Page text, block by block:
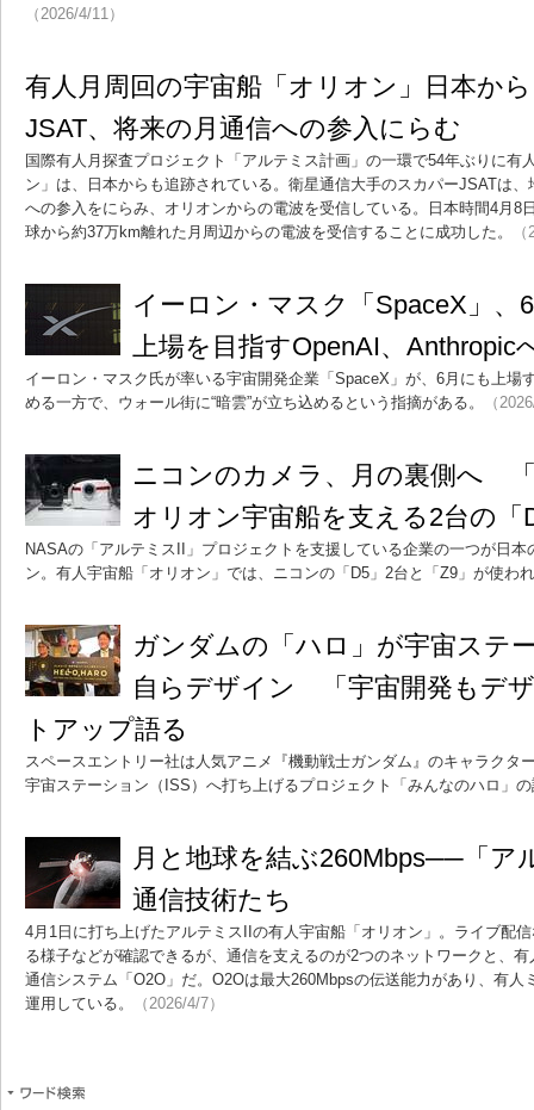
（2026/4/11）
有人月周回の宇宙船「オリオン」日本か
JSAT、将来の月通信への参入にらむ
国際有人月探査プロジェクト「アルテミス計画」の一環で54年ぶりに有
ン」は、日本からも追跡されている。衛星通信大手のスカパーJSATは
への参入をにらみ、オリオンからの電波を受信している。日本時間4月8
球から約37万km離れた月周辺からの電波を受信することに成功した。
イーロン・マスク「SpaceX」
上場を目指すOpenAI、Anthropic
イーロン・マスク氏が率いる宇宙開発企業「SpaceX」が、6月にも上場
める一方で、ウォール街に“暗雲”が立ち込めるという指摘がある。
（
ニコンのカメラ、月の裏側へ
オリオン宇宙船を支える2台の「
NASAの「アルテミスII」プロジェクトを支援している企業の一つが日
ン。有人宇宙船「オリオン」では、ニコンの「D5」2台と「Z9」が使わ
ガンダムの「ハロ」が宇宙ステ
自らデザイン 「宇宙開発もデ
トアップ語る
スペースエントリー社は人気アニメ『機動戦士ガンダム』のキャラクタ
宇宙ステーション（ISS）へ打ち上げるプロジェクト「みんなのハロ」
月と地球を結ぶ260Mbps──「ア
通信技術たち
4月1日に打ち上げたアルテミスIIの有人宇宙船「オリオン」。ライブ配
る様子などが確認できるが、通信を支えるのが2つのネットワークと、
通信システム「O2O」だ。O2Oは最大260Mbpsの伝送能力があり、有人
運用している。
（2026/4/7）